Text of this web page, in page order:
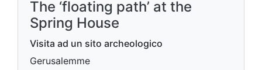
The ‘floating path’ at the
Spring House
Visita ad un sito archeologico
Gerusalemme